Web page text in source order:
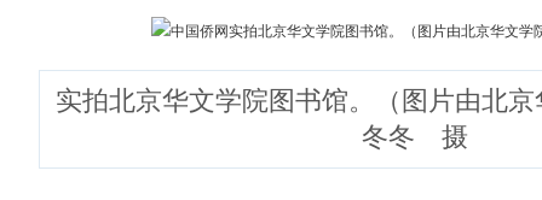
实拍北京华文学院图书馆。（图片由北
冬冬 摄